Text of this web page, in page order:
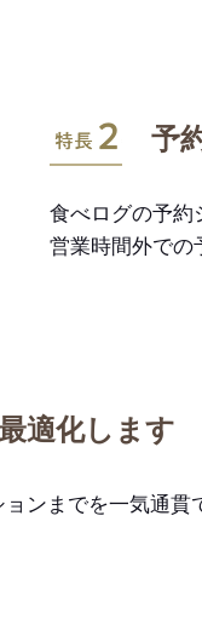
特長2
予
食べログの予約
営業時間外での
適化します
ンまでを一気通貫